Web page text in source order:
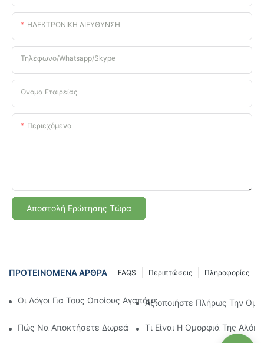
ΗΛΕΚΤΡΟΝΙΚΗ ΔΙΕΥΘΥΝΣΗ
Τηλέφωνο/Whatsapp/Skype
Όνομα Εταιρείας
Περιεχόμενο
Αποστολή Ερώτησης Τώρα
ΠΡΟΤΕΙΝΌΜΕΝΑ ΆΡΘΡΑ Πληροφορίες
Περιπτώσεις
FAQS
Οι Λόγοι Για Τους Οποίους Αγαπάμε Την Ομορφιά Της
Αξιοποιήστε Πλήρως Την
Πώς Να Αποκτήσετε Δωρεάν Την Ομορφιά Alocasia Hilo
Τι Είναι Η Ομορφιά Της